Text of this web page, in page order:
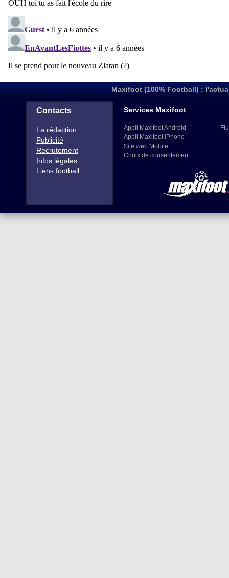
Maxifoot (100% Football) :
Contacts
La rédaction
Publicité
Recrutement
Infos légales
Liens football
Services Maxifoot
Appli Maxifoot Android
Appli Maxifoot iPhone
Site web Mobile
Choix de consentement